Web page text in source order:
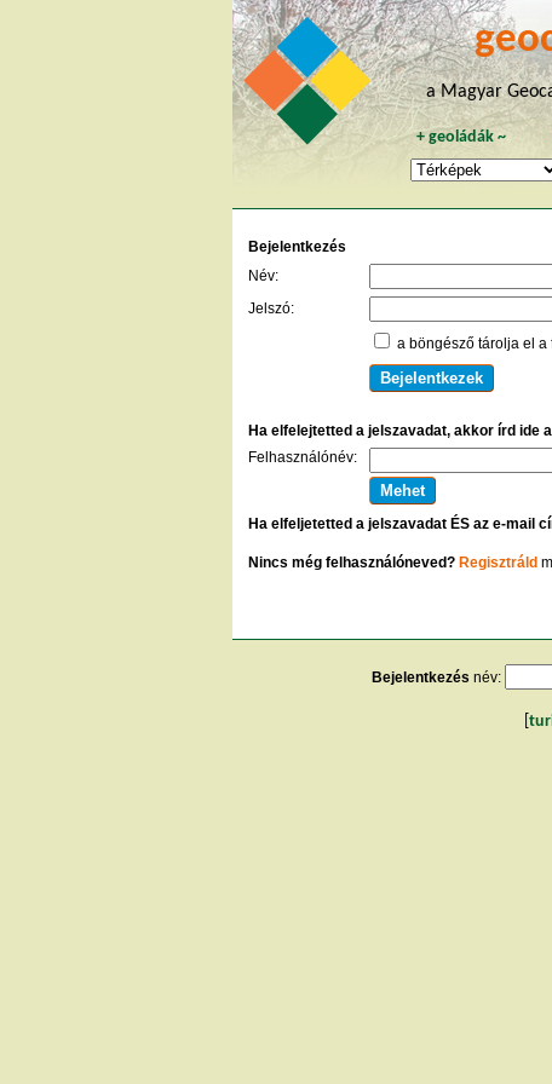
a Magyar
+geoládák ~
Bejelentkezés
Név:
Jelszó:
a böngésző tárolja el
Ha elfelejtetted a jelszavadat, akkor írd ide
Felhasználónév:
Ha elfeljetetted a jelszavadat ÉS az e-mail
Nincs még felhasználóneved? Regisztráld
Bejelentkezés név: